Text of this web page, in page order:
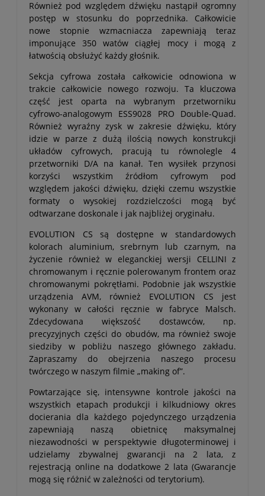
Również pod względem dźwięku nastąpił ogromny
postęp w stosunku do poprzednika. Całkowicie
nowe stopnie wzmacniacza zapewniają teraz
imponujące 350 watów ciągłej mocy i mogą z
łatwością obsłużyć każdy głośnik.
Sekcja cyfrowa została całkowicie odnowiona w
trakcie całkowicie nowego rozwoju. Ta kluczowa
część jest oparta na wybranym przetworniku
cyfrowo-analogowym ESS9028 PRO Double-Quad.
Również wyraźny zysk w zakresie dźwięku, który
idzie w parze z dużą ilością nowych konstrukcji
układów cyfrowych, pracują tu równolegle 4
przetworniki D/A na kanał. Ten wysiłek przynosi
korzyści wszystkim źródłom cyfrowym pod
względem jakości dźwięku, dzięki czemu wszystkie
formaty o wysokiej rozdzielczości mogą być
odtwarzane doskonale i jak najbliżej oryginału.
EVOLUTION CS są dostępne w standardowych
kolorach aluminium, srebrnym lub czarnym, na
życzenie również w eleganckiej wersji CELLINI z
chromowanym i ręcznie polerowanym frontem oraz
chromowanymi pokrętłami. Podobnie jak wszystkie
urządzenia AVM, również EVOLUTION CS jest
wykonany w całości ręcznie w fabryce Malsch.
Zdecydowana większość dostawców, np.
precyzyjnych części do obudów, ma również swoje
siedziby w pobliżu naszego głównego zakładu.
Zapraszamy do obejrzenia naszego procesu
twórczego w naszym filmie „making of”.
Powtarzające się, intensywne kontrole jakości na
wszystkich etapach produkcji i kilkudniowy okres
docierania dla każdego pojedynczego urządzenia
zapewniają naszą obietnicę maksymalnej
niezawodności w perspektywie długoterminowej i
udzielamy zbywalnej gwarancji na 2 lata, z
rejestracją online na dodatkowe 2 lata (Gwarancje
mogą się różnić w zależności od terytorium).